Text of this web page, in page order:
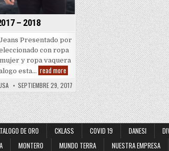
– 2018
Presentado por
con ropa
y ropa vaquera
esta… read more Lamasini
2017
–
2018
SEPTIEMBRE 29, 2017
DE ORO CKLASS COVID 19 DANESI
MONTERO MUNDO TERRA NUESTRA EMPRESA